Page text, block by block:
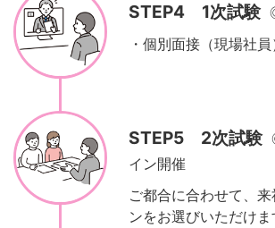
STEP4 1次試験
・個別面接（現場社員
STEP5 2次試験
イン開催
ご都合に合わせて、
ンをお選びいただけま